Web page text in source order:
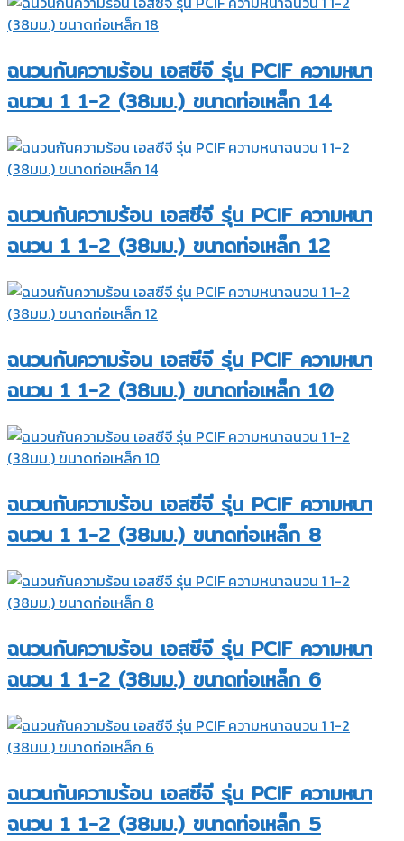
ฉนวนกันความร้อน เอสซีจี รุ่น PCIF ความหนา
ฉนวน 1 1-2 (38มม.) ขนาดท่อเหล็ก 14
ฉนวนกันความร้อน เอสซีจี รุ่น PCIF ความหนา
ฉนวน 1 1-2 (38มม.) ขนาดท่อเหล็ก 12
ฉนวนกันความร้อน เอสซีจี รุ่น PCIF ความหนา
ฉนวน 1 1-2 (38มม.) ขนาดท่อเหล็ก 10
ฉนวนกันความร้อน เอสซีจี รุ่น PCIF ความหนา
ฉนวน 1 1-2 (38มม.) ขนาดท่อเหล็ก 8
ฉนวนกันความร้อน เอสซีจี รุ่น PCIF ความหนา
ฉนวน 1 1-2 (38มม.) ขนาดท่อเหล็ก 6
ฉนวนกันความร้อน เอสซีจี รุ่น PCIF ความหนา
ฉนวน 1 1-2 (38มม.) ขนาดท่อเหล็ก 5